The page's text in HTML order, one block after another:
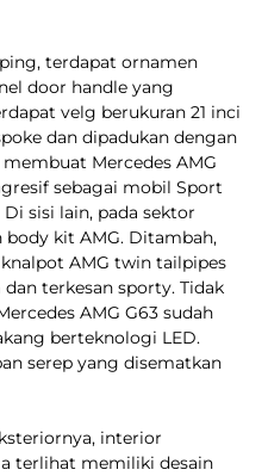
terdapat ornamen
door handle yang
velg berukuran 21 inci
dan dipadukan dengan
Mercedes AMG
sebagai mobil Sport
sisi lain, pada sektor
kit AMG. Ditambah,
AMG twin tailpipes
terkesan sporty. Tidak
AMG G63 sudah
berteknologi LED.
serep yang disematkan
interior
terlihat memiliki desain